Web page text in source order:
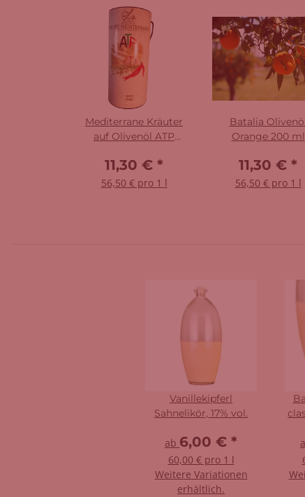
Mediterrane Kräuter
auf Olivenöl ATP
11,30 € *
56,50 € pro 1 l
Batalia
Orange 200 ml
11,30 € *
56,50 € pro 1 l
Vanillekipferl
Sahnelikör, 17% vol.
ab 6,00 € *
60,00 € pro 1 l
Weitere Variationen
erhältlich.